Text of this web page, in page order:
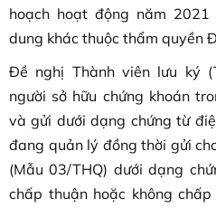
hoạch hoạt động năm
dung khác thuộc thẩm quyền
Đề nghị Thành viên lưu ký
người sở hữu chứng khoán
và gửi dưới dạng chứng từ
đang quản lý đồng thời gửi
(Mẫu 03/THQ) dưới dạng
chấp thuận hoặc không